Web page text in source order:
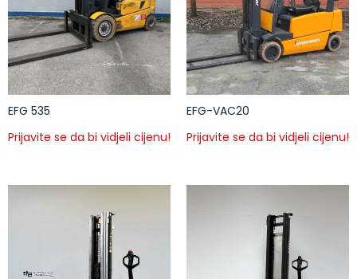
EFG 535
Prijavite se da bi vidjeli cijenu!
EFG-VAC20
Prijavite se da bi vidjeli cijenu!